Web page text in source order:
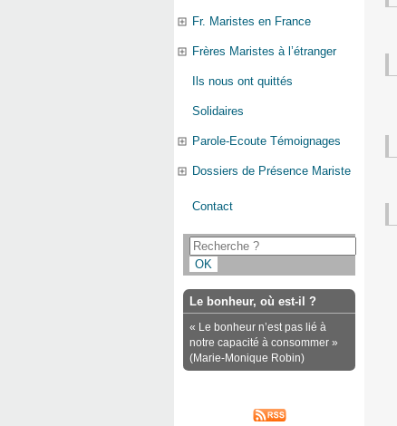
Fr. Maristes en France
Frères Maristes à l’étranger
Ils nous ont quittés
Solidaires
Parole-Ecoute Témoignages
Dossiers de Présence Mariste
Contact
Le bonheur, où est-il ?
« Le bonheur n’est pas lié à
notre capacité à consommer »
(Marie-Monique Robin)